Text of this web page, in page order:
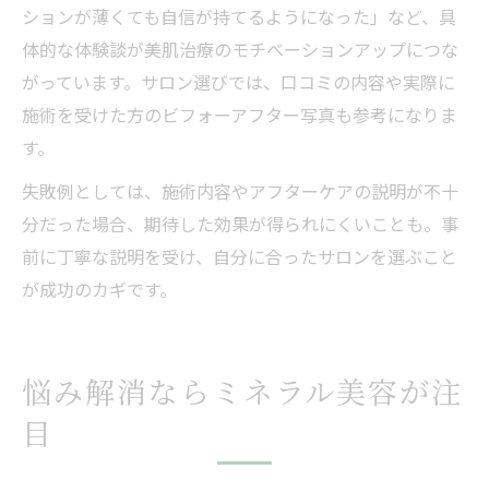
ションが薄くても自信が持てるようになった」など、具
体的な体験談が美肌治療のモチベーションアップにつな
がっています。サロン選びでは、口コミの内容や実際に
施術を受けた方のビフォーアフター写真も参考になりま
す。
失敗例としては、施術内容やアフターケアの説明が不十
分だった場合、期待した効果が得られにくいことも。事
前に丁寧な説明を受け、自分に合ったサロンを選ぶこと
が成功のカギです。
悩み解消ならミネラル美容が注
目